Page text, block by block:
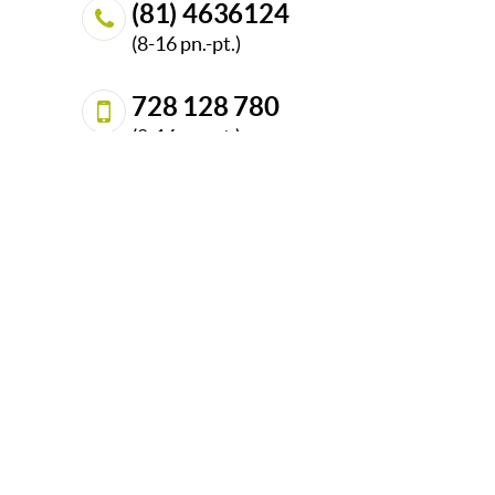
propozycje są nie tylko bardzo
funkcjonalne, ale i doskonale
wyjątkowego charakteru!
(81) 4636124
(8-16 pn.-pt.)
728 128 780
(8-16 pn.-pt.)